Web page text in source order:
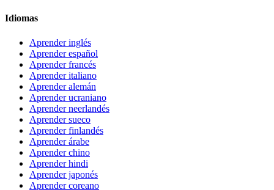
Idiomas
Aprender inglés
Aprender español
Aprender francés
Aprender italiano
Aprender alemán
Aprender ucraniano
Aprender neerlandés
Aprender sueco
Aprender finlandés
Aprender árabe
Aprender chino
Aprender hindi
Aprender japonés
Aprender coreano